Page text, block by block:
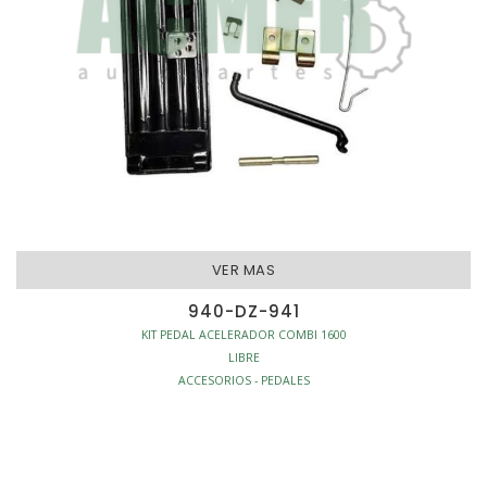
VER MAS
940-DZ-941
KIT PEDAL ACELERADOR COMBI 1600
LIBRE
ACCESORIOS - PEDALES